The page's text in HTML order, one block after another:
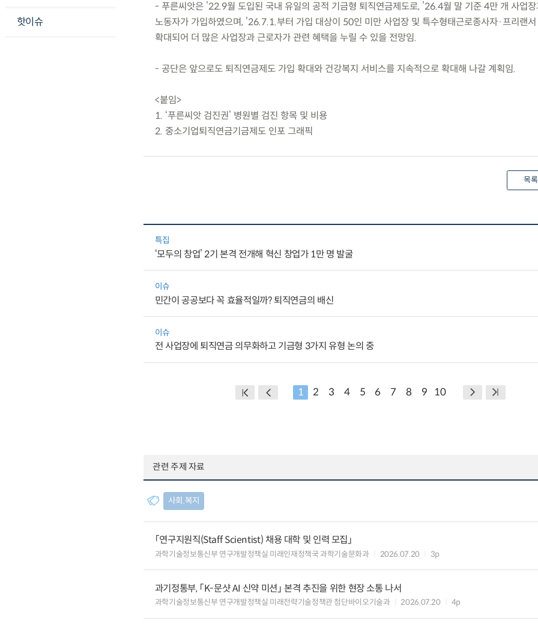
핫이슈
- 푸른씨앗은 ’22.9월 도입된 국내 유일의 공적 기금형 퇴직연금제도로, ’26.4월 말 기준 4만 개 사업
노동자가 가입하였으며, ’26.7.1.부터 가입 대상이 50인 미만 사업장 및 특수형태근로종사자·프리랜
확대되어 더 많은 사업장과 근로자가 관련 혜택을 누릴 수 있을 전망임.
- 공단은 앞으로도 퇴직연금제도 가입 확대와 건강복지 서비스를 지속적으로 확대해 나갈 계획임.
<붙임>
1. ‘푸른씨앗 검진권’ 병원별 검진 항목 및 비용
2. 중소기업퇴직연금기금제도 인포 그래픽
목
특집
‘모두의 창업’ 2기 본격 전개해 혁신 창업가 1만 명 발굴
이슈
민간이 공공보다 꼭 효율적일까? 퇴직연금의 배신
이슈
전 사업장에 퇴직연금 의무화하고 기금형 3가지 유형 논의 중
1 2 3 4 5 6 7 8 9 10
관련 주제 자료
사회.복지
「연구지원직(Staff Scientist) 채용 대학 및 인력 모집」
과학기술정보통신부 연구개발정책실 미래인재정책국 과학기술문화과 2026.07.20 3p
과기정통부, 「K-문샷 AI 신약 미션」 본격 추진을 위한 현장 소통 나서
과학기술정보통신부 연구개발정책실 미래전략기술정책관 첨단바이오기술과 2026.07.20 4p